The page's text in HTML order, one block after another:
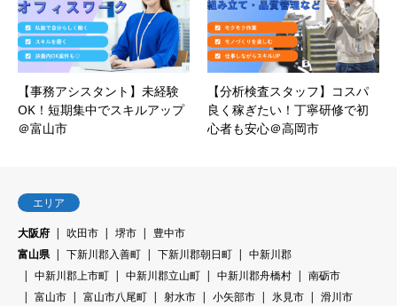
【事務アシスタント】未経験
OK！短期集中でスキルアップ
＠富山市
【分析検査スタッフ】コスパ
良く稼ぎたい！丁寧研修で初
心者も安心＠高岡市
エリア
大阪府
吹田市 堺市
豊中市
富山県
下新川郡入善町 下新川郡朝日町
中新川郡
中新川郡上市町
中新川郡立山町 中新川郡舟橋村
南砺市
富山市
富山市八尾町 射水市 小矢部市 氷見市
滑川市